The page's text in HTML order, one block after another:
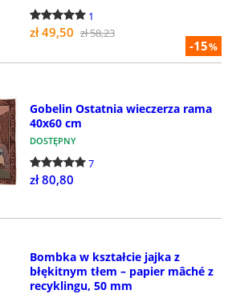
-15%
1
zł 49,50 zł 58,23
Gobelin Ostatnia wieczerza rama
40x60 cm
DOSTĘPNY
7
zł 80,80
Bombka w kształcie jajka z
błękitnym tłem – papier mâché z
recyklingu, 50 mm